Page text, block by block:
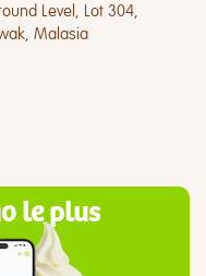
Level, Lot 304,
Malasia
le plus